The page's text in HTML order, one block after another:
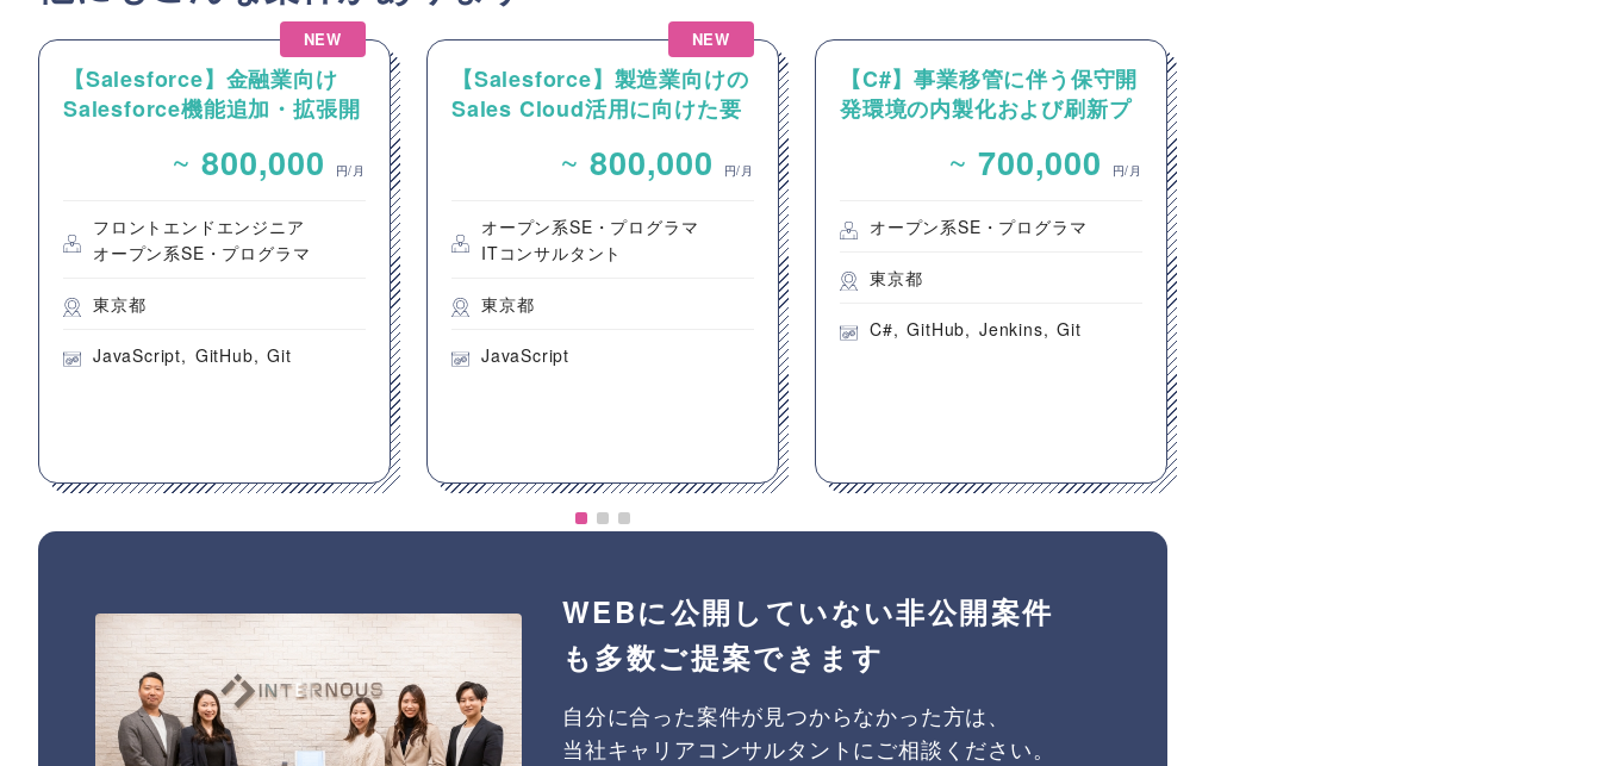
NEW
【Salesforce】金融業向け
Salesforce機能追加・拡張開
~ 800,000 円/月
フロントエンドエンジニア
オープン系SE・プログラマ
東京都
JavaScript GitHub Git
NEW
【Salesforce】製造業向けの
Sales Cloud活用に向けた要
~ 800,000 円/月
オープン系SE・プログラマ
ITコンサルタント
東京都
JavaScript
【C#】事業移管に伴う保守開
発環境の内製化および刷新プ
開発要員）~ 700,000 円/月
オープン系SE・プログラマ
東京都
C# GitHub Jenkins Git
WEBに公開していない非公開案件
も多数ご提案できます
自分に合った案件が見つからなかった方は、
当社キャリアコンサルタントにご相談ください。